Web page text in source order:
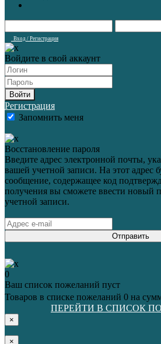
Вход / Регистрация
Войдите в свой аккаунт
Войти
Регистрация
Запомнить меня
Восстановление пароля
Введите адрес электронной почты,
вашей учетной записи. На этот адрес
сообщение, содержащее код
получения вы сможете ввести новый
учетной записи.
Отправить
0
Ваш список пожеланий пуст
Товаров в списке пожеланий 0 на
ПЕРЕЙТИ В СПИСОК
×
×